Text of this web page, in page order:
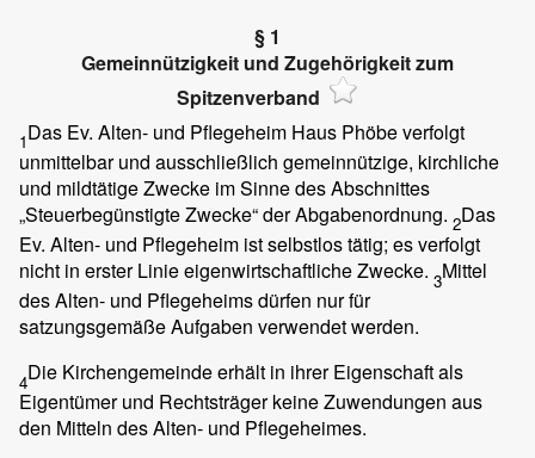
§ 1
Gemeinnützigkeit und Zugehörigkeit zum
Spitzenverband
1Das Ev. Alten- und Pflegeheim Haus Phöbe verfolgt
unmittelbar und ausschließlich gemeinnützige, kirchliche
und mildtätige Zwecke im Sinne des Abschnittes
„Steuerbegünstigte Zwecke“ der Abgabenordnung. 2Das
Ev. Alten- und Pflegeheim ist selbstlos tätig; es verfolgt
nicht in erster Linie eigenwirtschaftliche Zwecke. 3Mittel
des Alten- und Pflegeheims dürfen nur für
satzungsgemäße Aufgaben verwendet werden.
4Die Kirchengemeinde erhält in ihrer Eigenschaft als
Eigentümer und Rechtsträger keine Zuwendungen aus
den Mitteln des Alten- und Pflegeheimes.